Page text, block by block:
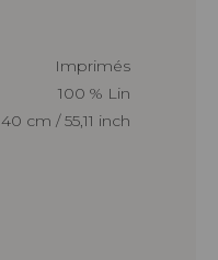
Imprimés
100 % Lin
140 cm / 55,11 inch